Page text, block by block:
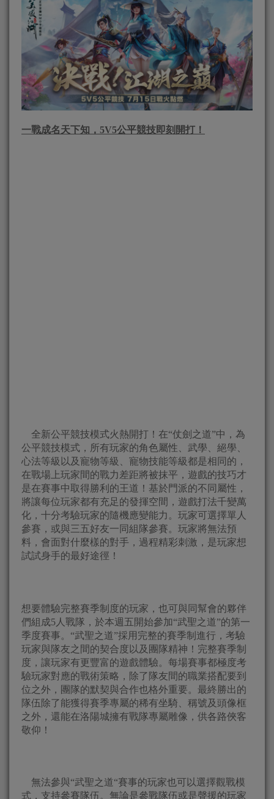
一戰成名天下知， 5V5公平競技即刻開打！
全新公平競技模式火熱開打！在“仗劍之道”中，為
公平競技模式， 所有玩家的角色屬性、武學、絕學、
心法等級以及寵物等級、 寵物技能等級都是相同的，
在戰場上玩家間的戰力差距將被抹平， 遊戲的技巧才
是在賽事中取得勝利的王道！基於門派的不同屬性，
將讓每位玩家都有充足的發揮空間，遊戲打法千變萬
化， 十分考驗玩家的隨機應變能力。玩家可選擇單人
參賽， 或與三五好友一同組隊參賽。玩家將無法預
料， 會面對什麼樣的對手，過程精彩刺激， 是玩家想
試試身手的最好途徑！
想要體驗完整賽季制度的玩家，也可與同幫會的夥伴
們組成5 人戰隊 ，於本週五開始參加“武聖之道”的第一
季度賽事。“武聖之道”採用完整的賽季制進行， 考驗
玩家與隊友之間的契合度以及團隊精神！完整賽季制
度， 讓玩家有更豐富的遊戲體驗。 每場賽事都極度考
驗玩家對應的戰術策略， 除了隊友間的職業搭配要到
位之外，團隊的默契與合作也格外重要。 最終勝出的
隊伍除了能獲得賽季專屬的稀有坐騎、 稱號及頭像框
之外，還能在洛陽城擁有戰隊專屬雕像， 供各路俠客
敬仰！
無法參與“武聖之道“賽事的玩家也可以選擇觀戰模
式， 支持參賽隊伍。 無論是參戰隊伍或是聲援的玩家